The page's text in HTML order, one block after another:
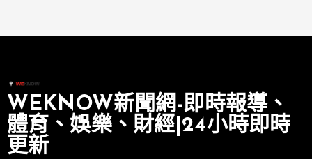
WEKNOW新聞網-即時報導、
體育、娛樂、財經|24小時即時
更新